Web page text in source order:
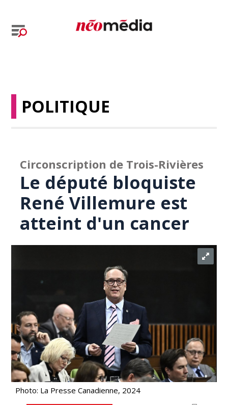
POLITIQUE
Circonscription de Trois-Rivières
Le député bloquiste
René Villemure est
atteint d'un cancer
Photo: La Presse Canadienne, 2024